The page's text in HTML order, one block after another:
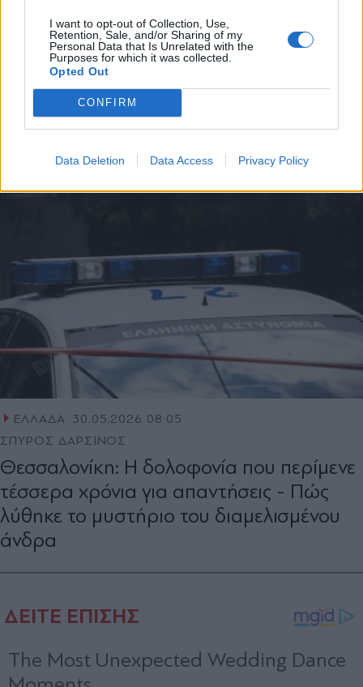
I want to opt-out of Collection, Use,
Retention, Sale, and/or Sharing of my
Personal Data that Is Unrelated with the
Purposes for which it was collected.
Opted Out
CONFIRM
Data Deletion Data Access Privacy Policy
Εύοσμος Θεσσαλονίκης: Δίωξη για
ανθρωποκτονία από πρόθεση στον
38χρονο που κατηγορείται για τη
δολοφονία του 67χρονου πρώην
πεθερού του
ΕΛΛΑΔΑ 30.05.2026 08:05
ΣΠΥΡΟΣ ΔΑΡΣΙΝΟΣ
Θεσσαλονίκη: Η δολοφονία που περίμενε
τέσσερα χρόνια για απαντήσεις - Πώς
λύθηκε το μυστήριο του διαμελισμένου
άνδρα
X